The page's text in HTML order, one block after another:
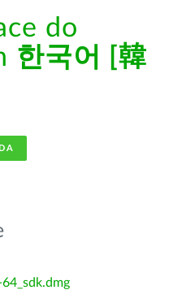
do
한국어 [韓